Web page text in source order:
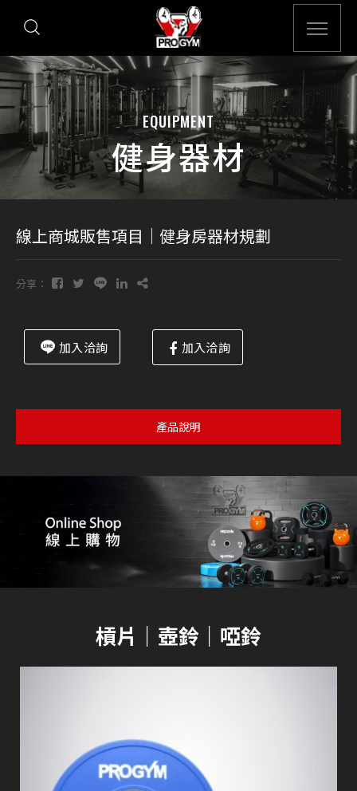
EQUIPMENT
健身器材
線上商城販售項目｜健身房器材規劃
分享：
加入洽詢 加入洽詢
產品說明
槓片｜壺鈴｜啞鈴